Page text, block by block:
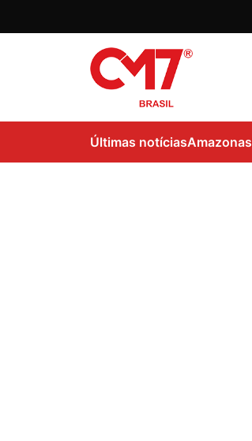
Últimas notíciasAmazonas